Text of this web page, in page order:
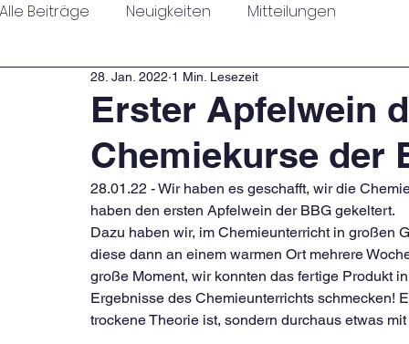
Alle Beiträge Neuigkeiten Mitteilungen
Erster Apfelwein
Chemiekurse der
28. Jan. 2022 1 Min. Lesezeit
28.01.22 - Wir haben es geschafft, wir die
haben den ersten Apfelwein der BBG gekeltert.
Dazu haben wir, im Chemieunterricht in großen
diese dann an einem warmen Ort mehrere
große Moment, wir konnten das fertige Produkt
Ergebnisse des Chemieunterrichts schmecken!
trockene Theorie ist, sondern durchaus etwas